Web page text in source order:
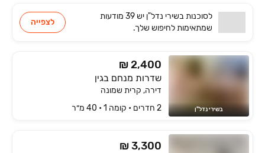
לסוכנותבשירי נדל"ן יש
39 מודעות
שמתאימותלחיפוש שלך.
לצפייה
בשירי נדל"ן
₪ 2,400
שדרות מנחם בגין
דירה, קרית שמונה
2 חדרים • קומה ‎1‏ • 40 מ״ר
₪ 3,300